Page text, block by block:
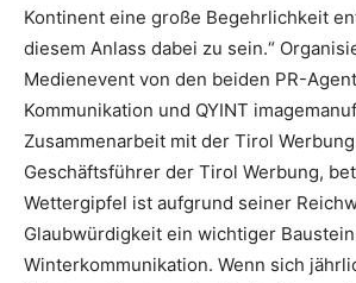
Kontinent eine große Begehrlichkeit
diesem Anlass dabei zu sein.“
Medienevent von den beiden PR-
Kommunikation und QYINT
Zusammenarbeit mit der Tirol
Geschäftsführer der Tirol Werbung,
Wettergipfel ist aufgrund seiner
Glaubwürdigkeit ein wichtiger
Winterkommunikation. Wenn sich